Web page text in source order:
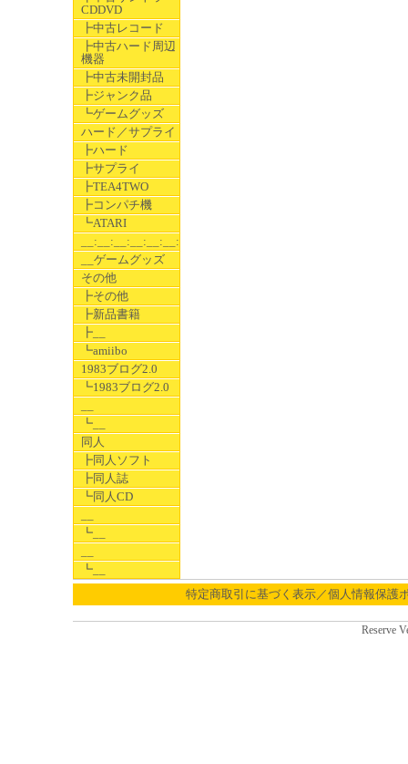
CDDVD
┣中古レコード
┣中古ハード周辺
機器
┣中古未開封品
┣ジャンク品
┗ゲームグッズ
ハード／サプライ
┣ハード
┣サプライ
┣TEA4TWO
┣コンパチ機
┗ATARI
__:__:__:__:__:__:__
__ゲームグッズ
その他
┣その他
┣新品書籍
┣__
┗amiibo
1983ブログ2.0
┗1983ブログ2.0
┗__
同人
┣同人ソフト
┣同人誌
┗同人CD
┗__
┗__
特定商取引に基づく表示／個人情報保護
Reserve